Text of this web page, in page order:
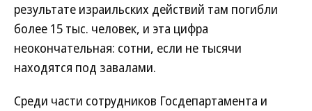
результате израильских действий там погибли
более 15 тыс. человек, и эта цифра
неокончательная: сотни, если не тысячи
находятся под завалами.
Среди части сотрудников Госдепартамента и